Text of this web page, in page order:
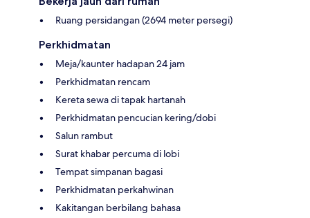
Ruang persidangan (2694 meter persegi)
Perkhidmatan
Meja/kaunter hadapan 24 jam
Perkhidmatan rencam
Kereta sewa di tapak hartanah
Perkhidmatan pencucian kering/dobi
Salun rambut
Surat khabar percuma di lobi
Tempat simpanan bagasi
Perkhidmatan perkahwinan
Kakitangan berbilang bahasa